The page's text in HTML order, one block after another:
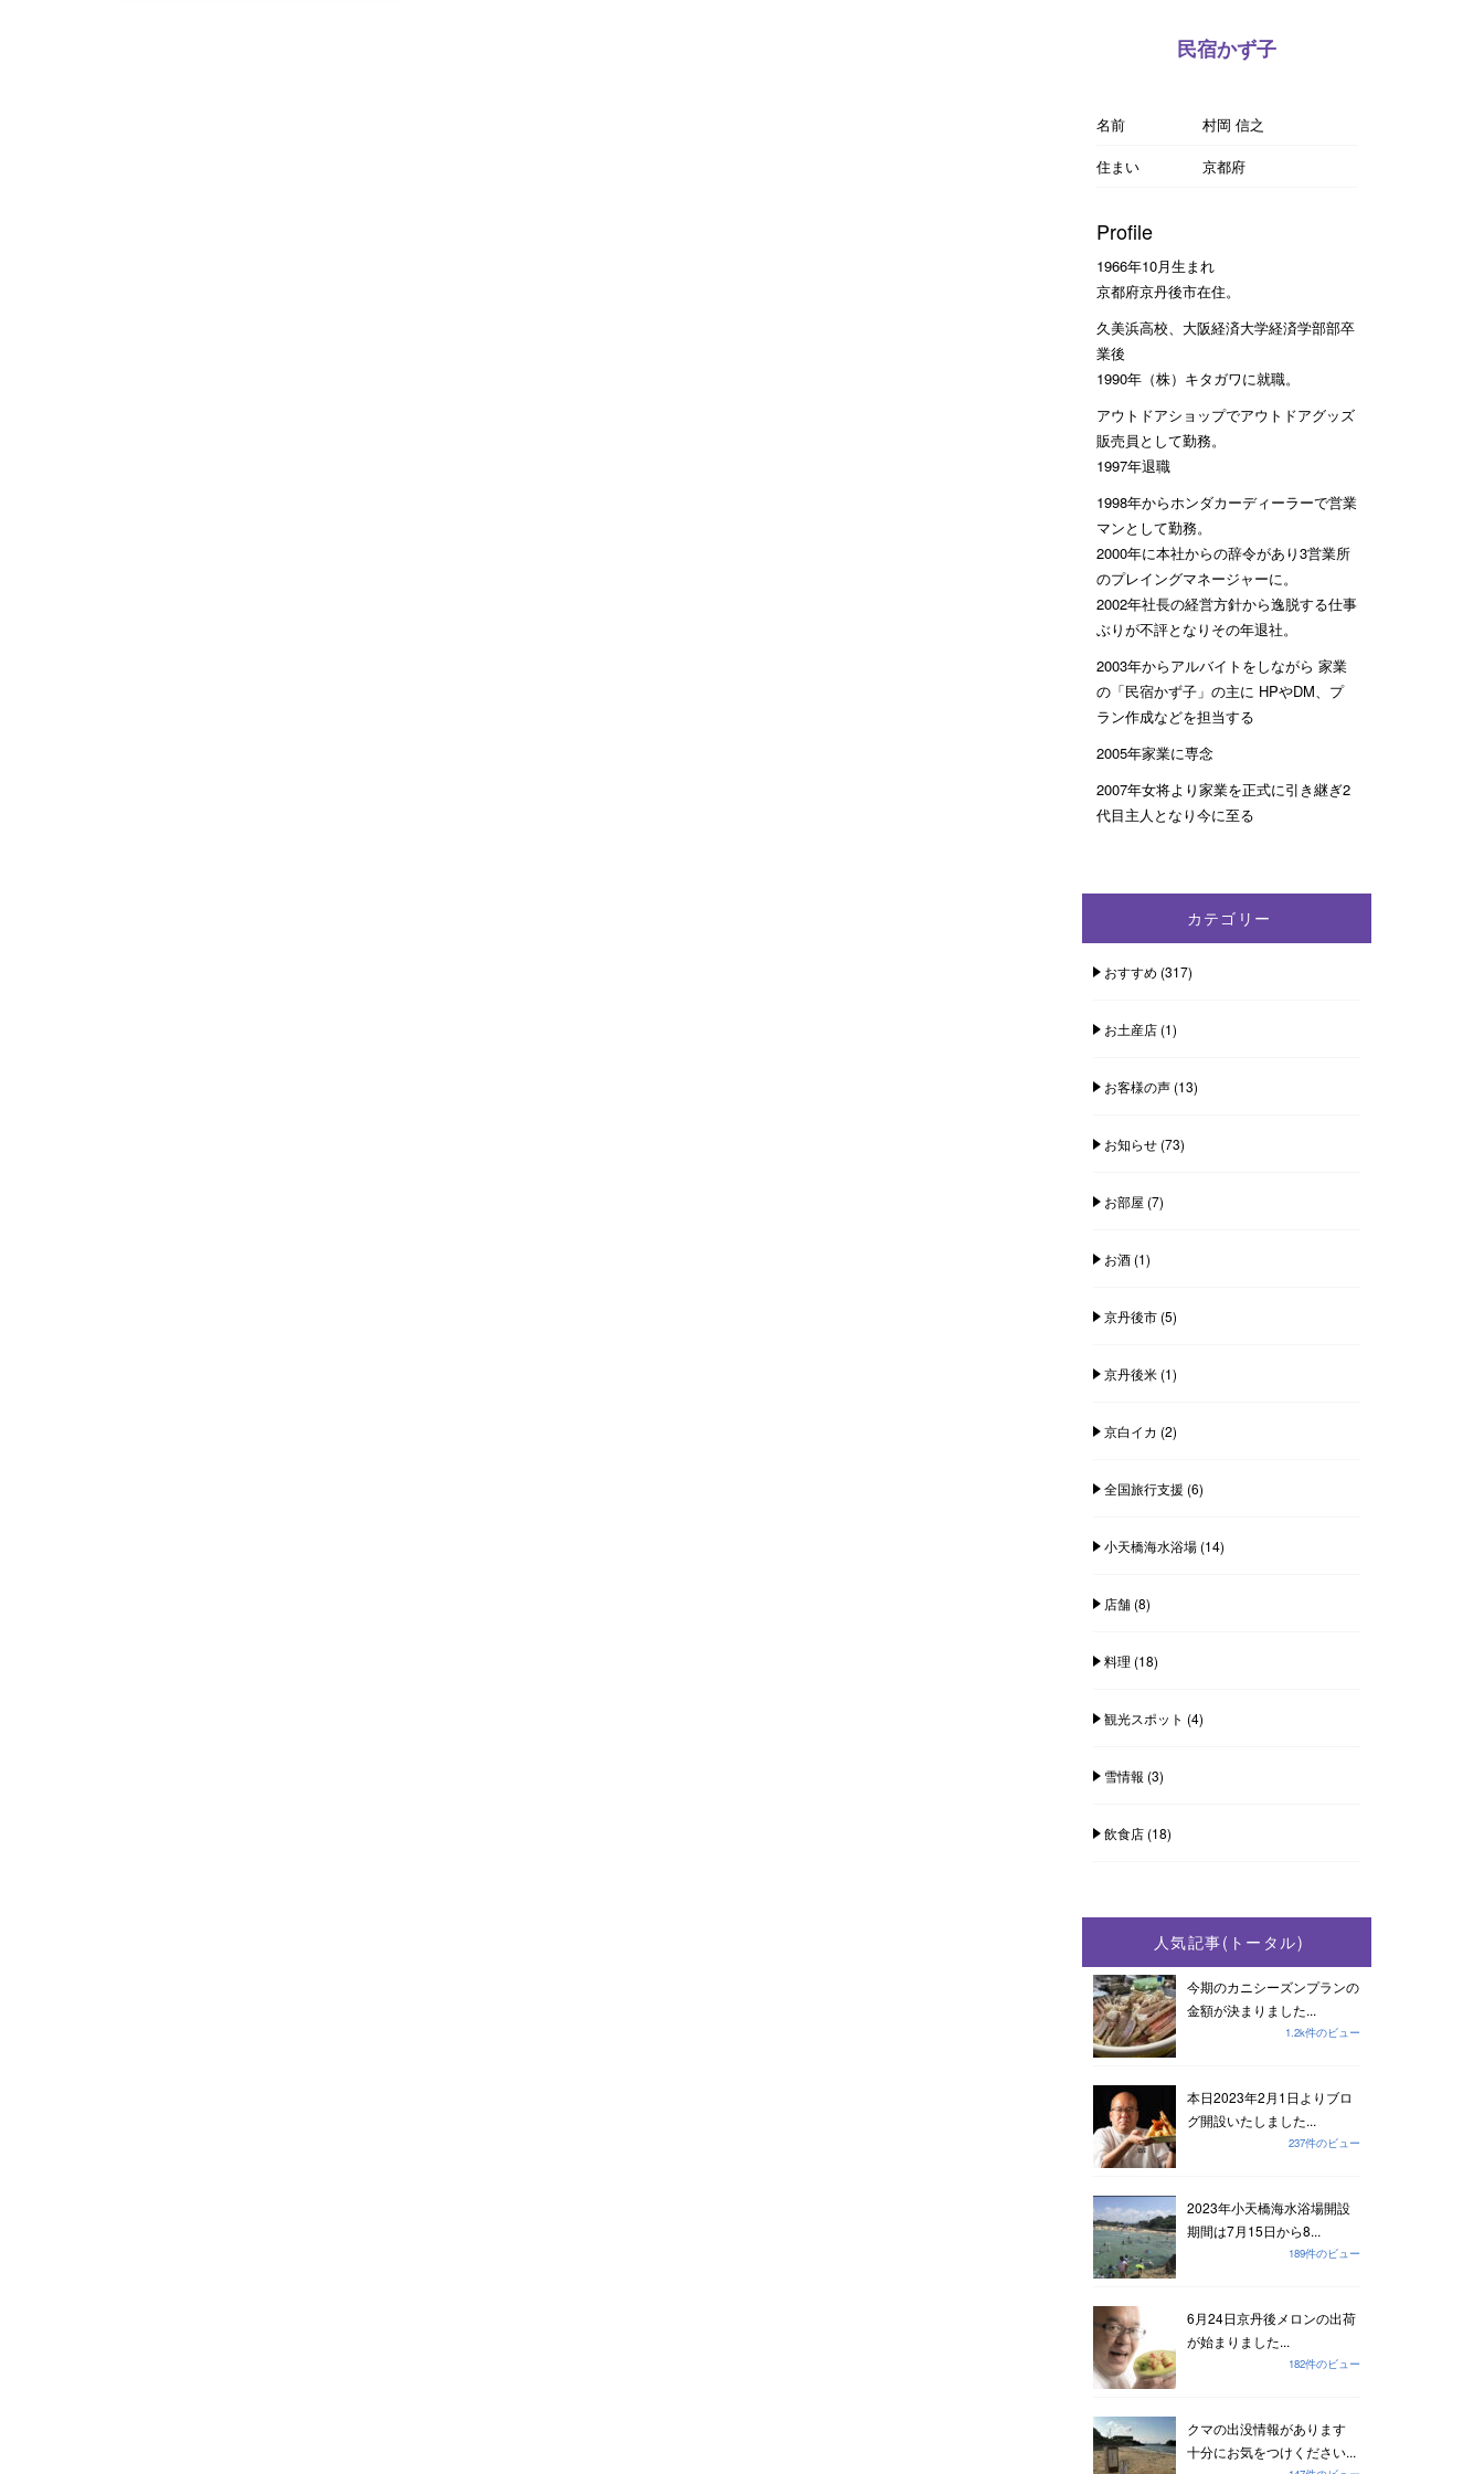
民宿かず子
名前
村岡 信之
住まい
京都府
Profile
1966年10月生まれ
京都府京丹後市在住。
久美浜高校、大阪経済大学経済学部部卒
業後
1990年（株）キタガワに就職。
アウトドアショップでアウトドアグッズ
販売員として勤務。
1997年退職
1998年からホンダカーディーラーで営業
マンとして勤務。
2000年に本社からの辞令があり3営業所
のプレイングマネージャーに。
2002年社長の経営方針から逸脱する仕事
ぶりが不評となりその年退社。
2003年からアルバイトをしながら 家業
の「民宿かず子」の主に HPやDM、プ
ラン作成などを担当する
2005年家業に専念
2007年女将より家業を正式に引き継ぎ2
代目主人となり今に至る
カテゴリー
おすすめ (317)
お土産店(1)
お客様の声(13)
お知らせ(73)
お部屋 (7)
お酒(1)
京丹後市(5)
京丹後米(1)
京白イカ (2)
全国旅行支援 (6)
小天橋海水浴場(14)
店舗(8)
料理 (18)
観光スポット (4)
雪情報 (3)
飲食店(18)
人気記事(トータル)
今期のカニシーズンプランの
金額が決まりました...
1.2k件のビュー
本日2023年2月1日よりブロ
グ開設いたしました...
237件のビュー
2023年小天橋海水浴場開設
期間は7月15日から8...
189件のビュー
6月24日京丹後メロンの出荷
が始まりました...
182件のビュー
クマの出没情報があります
十分にお気をつけください...